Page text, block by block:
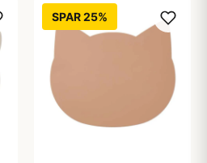
SPAR 25%